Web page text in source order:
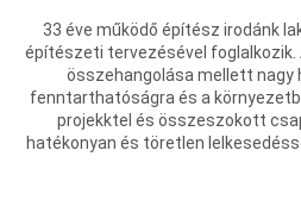
33 éve működő építész irodánk
építészeti tervezésével
összehangolása mellett nagy
fenntarthatóságra és a
projekktel és összeszokott
hatékonyan és töretlen